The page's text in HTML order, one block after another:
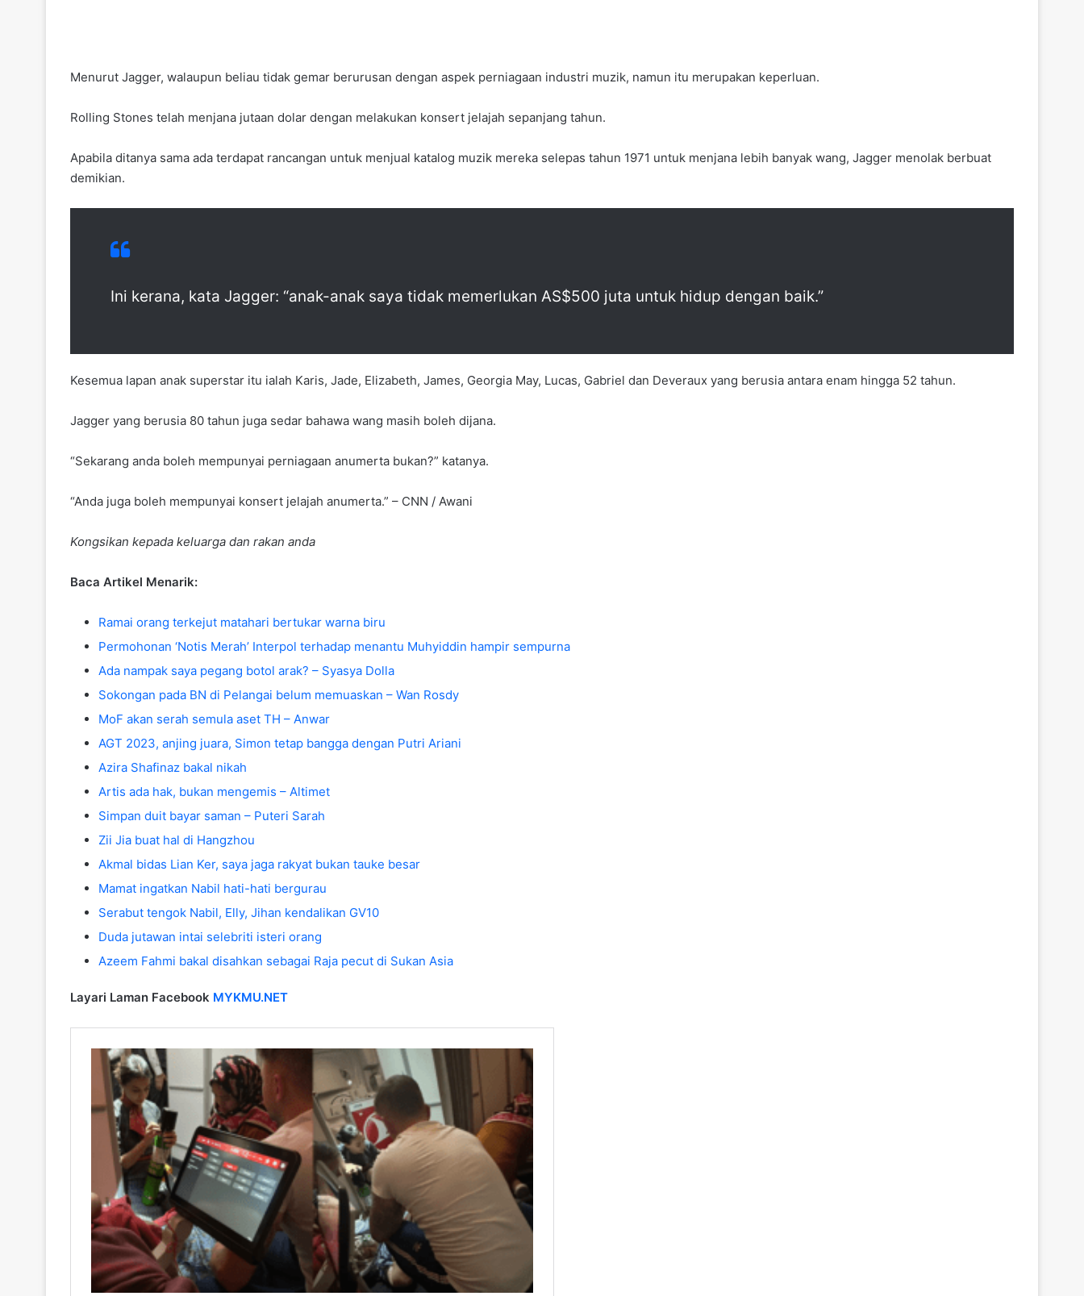
Menurut Jagger, walaupun beliau tidak gemar berurusan dengan aspek perniagaan industri muzik, namun itu merupakan keperluan.
Rolling Stones telah menjana jutaan dolar dengan melakukan konsert jelajah sepanjang tahun.
Apabila ditanya sama ada terdapat rancangan untuk menjual katalog muzik mereka selepas tahun 1971 untuk menjana lebih banyak wang, Jagger menolak berbuat
demikian.
Ini kerana, kata Jagger: “anak-anak saya tidak memerlukan AS$500 juta untuk hidup dengan baik.”
Kesemua lapan anak superstar itu ialah Karis, Jade, Elizabeth, James, Georgia May, Lucas, Gabriel dan Deveraux yang berusia antara enam hingga 52 tahun.
Jagger yang berusia 80 tahun juga sedar bahawa wang masih boleh dijana.
“Sekarang anda boleh mempunyai perniagaan anumerta bukan?” katanya.
“Anda juga boleh mempunyai konsert jelajah anumerta.” – CNN / Awani
Kongsikan kepada keluarga dan rakan anda
Baca Artikel Menarik:
Ramai orang terkejut matahari bertukar warna biru
Permohonan ‘Notis Merah’ Interpol terhadap menantu Muhyiddin hampir sempurna
Ada nampak saya pegang botol arak? – Syasya Dolla
Sokongan pada BN di Pelangai belum memuaskan – Wan Rosdy
MoF akan serah semula aset TH – Anwar
AGT 2023, anjing juara, Simon tetap bangga dengan Putri Ariani
Azira Shafinaz bakal nikah
Artis ada hak, bukan mengemis – Altimet
Simpan duit bayar saman – Puteri Sarah
Zii Jia buat hal di Hangzhou
Akmal bidas Lian Ker, saya jaga rakyat bukan tauke besar
Mamat ingatkan Nabil hati-hati bergurau
Serabut tengok Nabil, Elly, Jihan kendalikan GV10
Duda jutawan intai selebriti isteri orang
Azeem Fahmi bakal disahkan sebagai Raja pecut di Sukan Asia
Layari Laman Facebook MYKMU.NET